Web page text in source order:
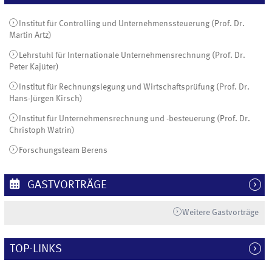
Institut für Controlling und Unternehmenssteuerung (Prof. Dr.
Martin Artz)
Lehrstuhl für Internationale Unternehmensrechnung (Prof. Dr.
Peter Kajüter)
Institut für Rechnungslegung und Wirtschaftsprüfung (Prof. Dr.
Hans-Jürgen Kirsch)
Institut für Unternehmensrechnung und -besteuerung (Prof. Dr.
Christoph Watrin)
Forschungsteam Berens
GASTVORTRÄGE
Weitere Gastvorträge
TOP-LINKS